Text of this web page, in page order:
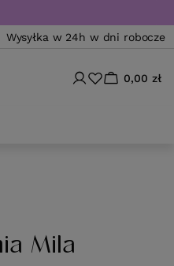
Wysyłka w 24h w dni robocze
0,00 zł
Mila